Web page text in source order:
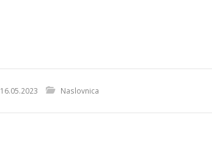
16.05.2023 Naslovnica